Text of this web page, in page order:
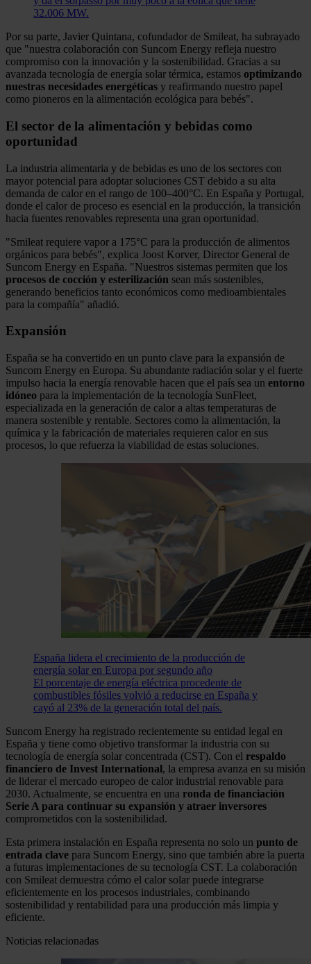
32.006 MW.
Por su parte, Javier Quintana, cofundador de Smileat, ha subrayado
que "nuestra colaboración con Suncom Energy refleja nuestro
compromiso con la innovación y la sostenibilidad. Gracias a su
avanzada tecnología de energía solar térmica, estamos optimizando
nuestras necesidades energéticas y reafirmando nuestro papel
como pioneros en la alimentación ecológica para bebés".
El sector de la alimentación y bebidas como
oportunidad
La industria alimentaria y de bebidas es uno de los sectores con
mayor potencial para adoptar soluciones CST debido a su alta
demanda de calor en el rango de 100–400°C. En España y Portugal,
donde el calor de proceso es esencial en la producción, la transición
hacia fuentes renovables representa una gran oportunidad.
"Smileat requiere vapor a 175°C para la producción de alimentos
orgánicos para bebés", explica Joost Korver, Director General de
Suncom Energy en España. "Nuestros sistemas permiten que los
procesos de cocción y esterilización sean más sostenibles,
generando beneficios tanto económicos como medioambientales
para la compañía" añadió.
Expansión
España se ha convertido en un punto clave para la expansión de
Suncom Energy en Europa. Su abundante radiación solar y el fuerte
impulso hacia la energía renovable hacen que el país sea un entorno
idóneo para la implementación de la tecnología SunFleet,
especializada en la generación de calor a altas temperaturas de
manera sostenible y rentable. Sectores como la alimentación, la
química y la fabricación de materiales requieren calor en sus
procesos, lo que refuerza la viabilidad de estas soluciones.
España lidera el crecimiento de la producción de
energía solar en Europa por segundo año
El porcentaje de energía eléctrica procedente de
combustibles fósiles volvió a reducirse en España y
cayó al 23% de la generación total del país.
Suncom Energy ha registrado recientemente su entidad legal en
España y tiene como objetivo transformar la industria con su
tecnología de energía solar concentrada (CST). Con el respaldo
financiero de Invest International, la empresa avanza en su misión
de liderar el mercado europeo de calor industrial renovable para
2030. Actualmente, se encuentra en una ronda de financiación
Serie A para continuar su expansión y atraer inversores
comprometidos con la sostenibilidad.
Esta primera instalación en España representa no solo un punto de
entrada clave para Suncom Energy, sino que también abre la puerta
a futuras implementaciones de su tecnología CST. La colaboración
con Smileat demuestra cómo el calor solar puede integrarse
eficientemente en los procesos industriales, combinando
sostenibilidad y rentabilidad para una producción más limpia y
eficiente.
Noticias relacionadas